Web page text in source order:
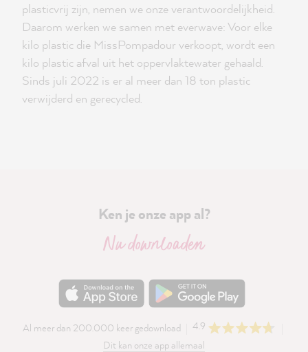
plasticvrij zijn, nemen we onze verantwoordelijkheid.
Daarom werken we samen met everwave: Voor elke
kilo plastic die MissPompadour verkoopt, wordt een
kilo plastic afval uit het oppervlaktewater gehaald.
Sinds juli 2022 is er al meer dan 18 ton plastic
verwijderd en gerecycled.
Ken je onze app al?
Nu downloaden
Al meer dan 200.000 keer gedownload
4.9
Dit kan onze app allemaal